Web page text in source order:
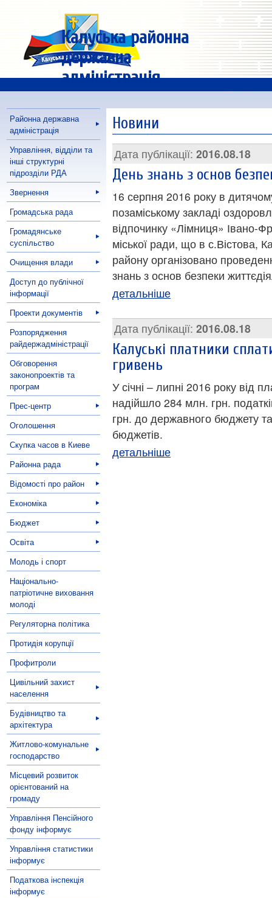
Калуська районна
державна
адміністрація
Районна державна
адміністрація
Управління, відділи та
інші структурні
підрозділи РДА
Звернення
Громадська рада
Громадянське
суспільство
Очищення влади
Доступ до публічної
інформації
Проекти документів
Розпорядження
райдержадміністрації
Обговорення
законопроектів та
програм
Прес-центр
Оголошення
Скупка часов в Киеве
Районна рада
Відомості про район
Економіка
Бюджет
Освіта
Молодь і спорт
Національно-
патріотичне виховання
молоді
Регуляторна політика
Протидія корупції
Профитроли
Цивільний захист
населення
Будівництво та
архітектура
Житлово-комунальне
господарство
Місцевий розвиток
орієнтований на
громаду
Управління Пенсійного
фонду інформує
Управління статистики
інформує
Податкова інспекція
інформує
Новини
Дата публікації: 2016.08.18
День знань з основ
16 серпня 2016 року в
позаміському закладі
відпочинку «Лімниця» Івано-
міської ради, що в с.Вістова,
району організовано
знань з основ безпеки
детальніше
Дата публікації: 2016.08.18
Калуські платники
гривень
У січні – липні 2016 року від
надійшло 284 млн. грн.
грн. до державного бюджету
бюджетів.
детальніше